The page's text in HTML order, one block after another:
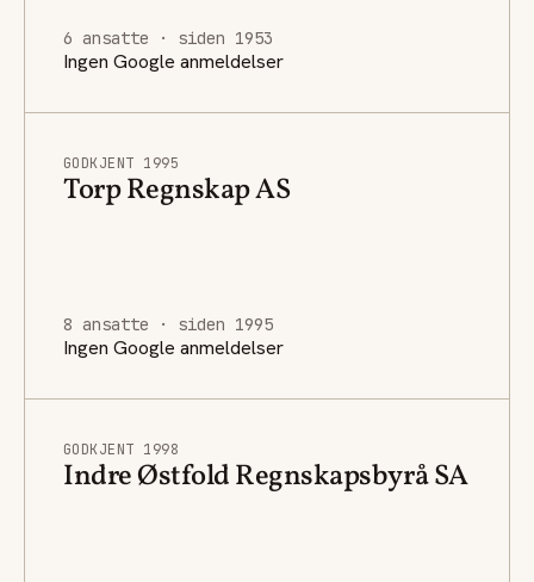
6 ansatte · siden 1953
Ingen Google anmeldelser
GODKJENT 1995
Torp Regnskap AS
8 ansatte · siden 1995
Ingen Google anmeldelser
GODKJENT 1998
Indre Østfold Regnskapsbyrå SA